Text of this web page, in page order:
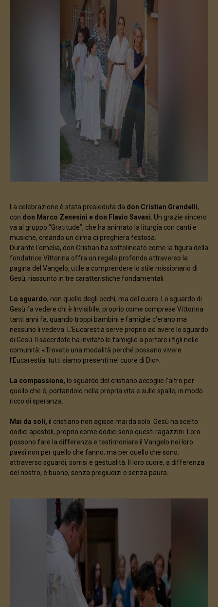
La celebrazione è stata presieduta da don Cristian Grandelli,
con don Marco Zenesini e don Flavio Savasi. Un grazie sincero
va al gruppo “Gratitude”, che ha animato la liturgia con canti e
musiche, creando un clima di preghiera festosa.
Durante l'omelia, don Cristian ha sottolineato come la figura della
fondatrice Vittorina offra un regalo profondo attraverso la
pagina del Vangelo, utile a comprendere lo stile missionario di
Gesù, riassunto in tre caratteristiche fondamentali:
Lo sguardo, non quello degli occhi, ma del cuore. Lo sguardo di
Gesù fa vedere chi è Invisibile, proprio come comprese Vittorina
tanti anni fa, quando troppi bambini e famiglie c'erano ma
nessuno li vedeva. L’Eucarestia serve proprio ad avere lo sguardo
di Gesù. Il sacerdote ha invitato le famiglie a portare i figli nelle
comunità: «Trovate una modalità perché possano vivere
l’Eucarestia; tutti siamo presenti nel cuore di Dio».
La compassione, lo sguardo del cristiano accoglie l'altro per
quello che è, portandolo nella propria vita e sulle spalle, in modo
ricco di speranza.
Mai da soli, il cristiano non agisce mai da solo. Gesù ha scelto
dodici apostoli, proprio come dodici sono questi ragazzini. Loro
possono fare la differenza e testimoniare il Vangelo nei loro
paesi non per quello che fanno, ma per quello che sono,
attraverso sguardi, sorrisi e gestualità. Il loro cuore, a differenza
del nostro, è buono, senza pregiudizi e senza paura.